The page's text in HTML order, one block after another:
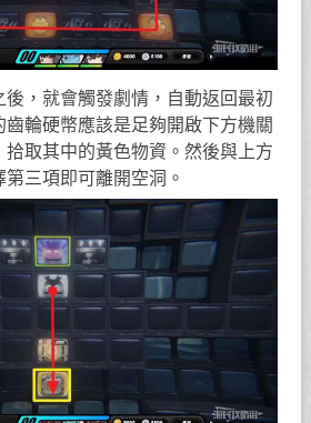
，就會觸發劇情，自動返回最初
輪硬幣應該是足夠開啟下方機關
拾取其中的黃色物資。然後與上方
三項即可離開空洞。